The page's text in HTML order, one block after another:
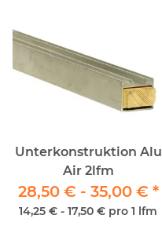
Unterkonstruktion Alu
Air 2lfm
28,50 € - 35,00 € *
14,25 € - 17,50 € pro 1 lfm